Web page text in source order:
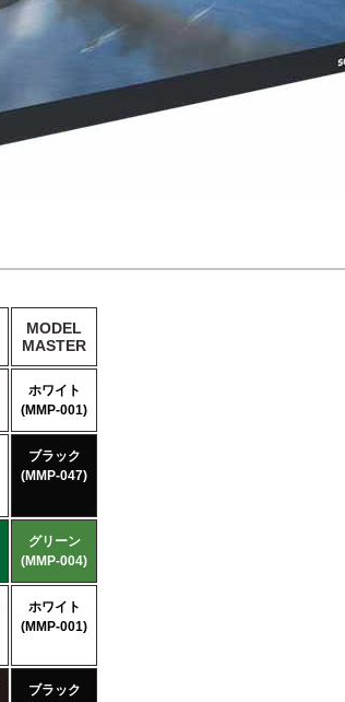
MODEL
MASTER
ホワイト
(MMP-001)
ブラック
(MMP-047)
グリーン
(MMP-004)
ホワイト
(MMP-001)
ブラック